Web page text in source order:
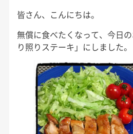
皆さん、こんにちは。
無償に食べたくなって、今日
り照りステーキ」にしました。